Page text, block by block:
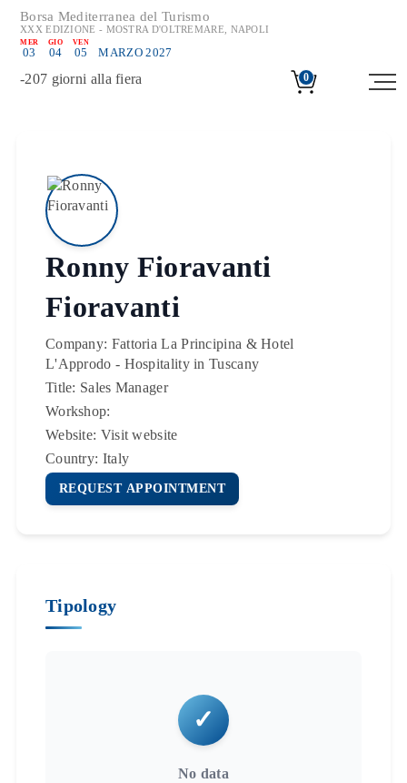
Borsa Mediterranea del Turismo
XXX EDIZIONE - MOSTRA D'OLTREMARE, NAPOLI
MER
03
GIO
04
VEN
05 MARZO 2027
-207 giorni alla fiera 0
Ronny Fioravanti
Fioravanti
Company: Fattoria La Principina & Hotel
L'Approdo - Hospitality in Tuscany
Title: Sales Manager
Workshop:
Website: Visit website
Country: Italy
REQUEST APPOINTMENT
Tipology
No data